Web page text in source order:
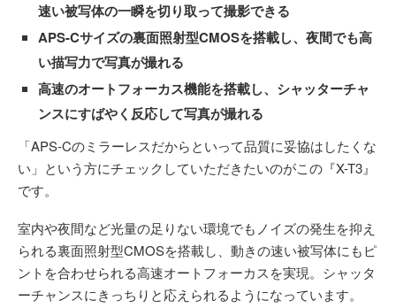
速い被写体の一瞬を切り取って撮影できる
APS-Cサイズの裏面照射型CMOSを搭載し、夜間でも高
い描写力で写真が撮れる
高速のオートフォーカス機能を搭載し、シャッターチャ
ンスにすばやく反応して写真が撮れる
「APS-Cのミラーレスだからといって品質に妥協はしたくな
い」という方にチェックしていただきたいのがこの『X-T3』
です。
室内や夜間など光量の足りない環境でもノイズの発生を抑え
られる裏面照射型CMOSを搭載し、動きの速い被写体にもピ
ントを合わせられる高速オートフォーカスを実現。シャッタ
ーチャンスにきっちりと応えられるようになっています。